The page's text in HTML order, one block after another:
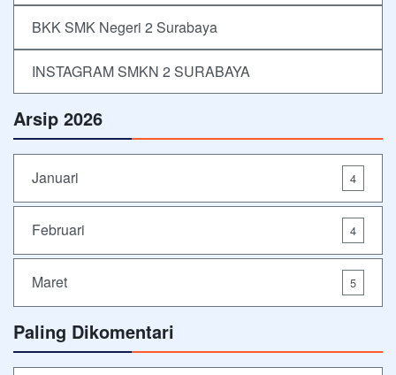
BKK SMK Negeri 2 Surabaya
INSTAGRAM SMKN 2 SURABAYA
Arsip 2026
Januari 4
Februari 4
Maret 5
Paling Dikomentari